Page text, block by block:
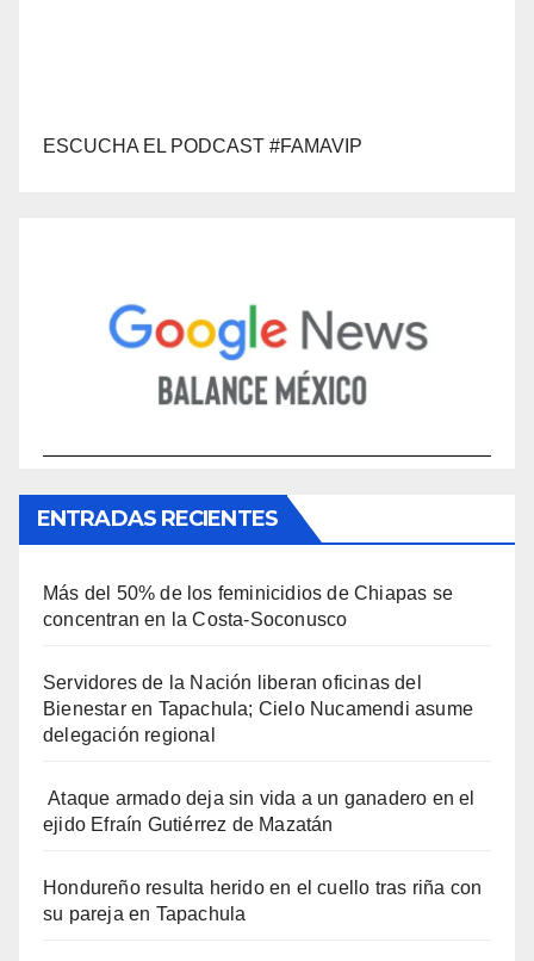
ESCUCHA EL PODCAST #FAMAVIP
ENTRADAS RECIENTES
Más del 50% de los feminicidios de Chiapas se
concentran en la Costa-Soconusco
Servidores de la Nación liberan oficinas del
Bienestar en Tapachula; Cielo Nucamendi asume
delegación regional
Ataque armado deja sin vida a un ganadero en el
ejido Efraín Gutiérrez de Mazatán
Hondureño resulta herido en el cuello tras riña con
su pareja en Tapachula